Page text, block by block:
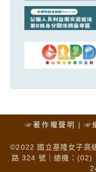
☞著作權聲明 ☞
©2022 國立基隆女子高
路 324 號｜總機：